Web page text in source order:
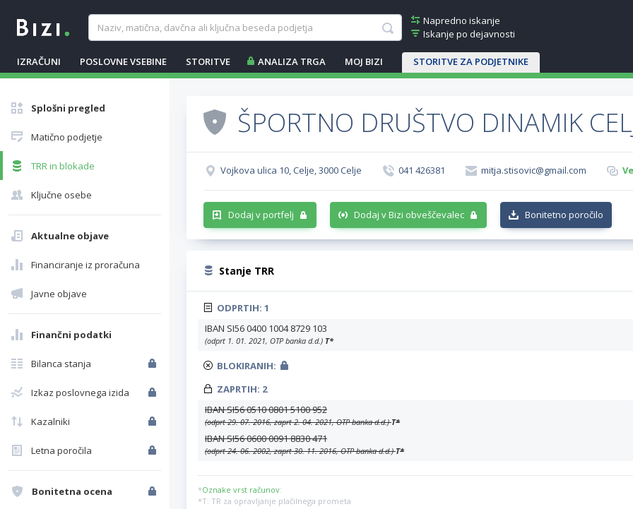
Napredno iskanje
Iskanje po dejavnosti
IZRAČUNI POSLOVNE VSEBINE STORITVE ANALIZA TRGA MOJ BIZI STORITVE ZA PODJETNIKE
Splošni pregled
Matično podjetje
TRR in blokade
Ključne osebe
Aktualne objave
Financiranje iz proračuna
Javne objave
Finančni podatki
Bilanca stanja
Izkaz poslovnega izida
Kazalniki
Letna poročila
Bonitetna ocena
ŠPORTNO DRUŠTVO DINAMIK
Vojkova ulica 10, Celje, 3000 Celje 041 426381 mitja.stisovic@gmail.com
Dodaj v portfelj Dodaj v Bizi obveščevalec Bonitetno poročilo
Stanje TRR
ODPRTIH: 1
IBAN SI56 0400 1004 8729 103
(odprt 1. 01. 2021, OTP banka d.d.) T*
BLOKIRANIH:
ZAPRTIH: 2
IBAN SI56 0510 0801 5100 952
(odprt 29. 07. 2016, zaprt 2. 04. 2021, OTP banka d.d.)T*
IBAN SI56 0600 0091 8830 471
(odprt 24. 06. 2002, zaprt 30. 11. 2016, OTP banka d.d.)T*
*Oznake vrst računov:
*T: TR za opravljanje plačilnega prometa